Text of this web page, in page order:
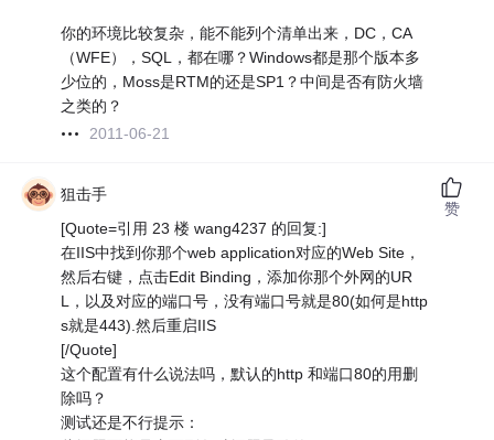
你的环境比较复杂，能不能列个清单出来，DC，CA
（WFE），SQL，都在哪？Windows都是那个版本多
少位的，Moss是RTM的还是SP1？中间是否有防火墙
之类的？
2011-06-21
狙击手
[Quote=引用 23 楼 wang4237 的回复:]
在IIS中找到你那个web application对应的Web Site，
然后右键，点击Edit Binding，添加你那个外网的UR
L，以及对应的端口号，没有端口号就是80(如何是http
s就是443).然后重启IIS
[/Quote]
这个配置有什么说法吗，默认的http 和端口80的用删
除吗？
测试还是不行提示：
赞